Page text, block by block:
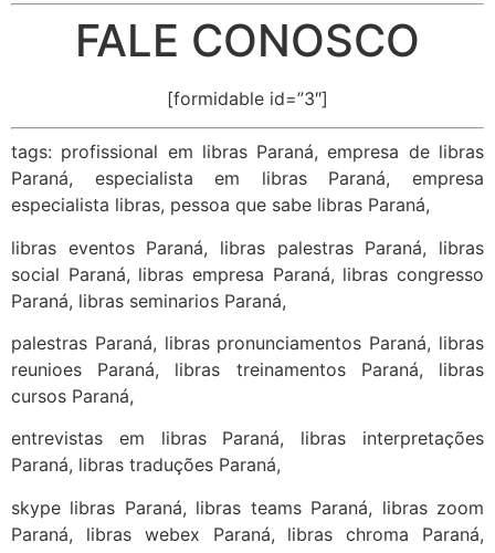
FALE CONOSCO
[formidable id=”3″]
tags: profissional em libras Paraná, empresa de libras
Paraná, especialista em libras Paraná, empresa
especialista libras, pessoa que sabe libras Paraná,
libras eventos Paraná, libras palestras Paraná, libras
social Paraná, libras empresa Paraná, libras congresso
Paraná, libras seminarios Paraná,
palestras Paraná, libras pronunciamentos Paraná, libras
reunioes Paraná, libras treinamentos Paraná, libras
cursos Paraná,
entrevistas em libras Paraná, libras interpretações
Paraná, libras traduções Paraná,
skype libras Paraná, libras teams Paraná, libras zoom
Paraná, libras webex Paraná, libras chroma Paraná,